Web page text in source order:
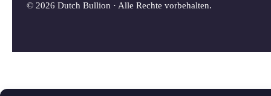
© 2026 Dutch Bullion · Alle Rechte vorbehalten.